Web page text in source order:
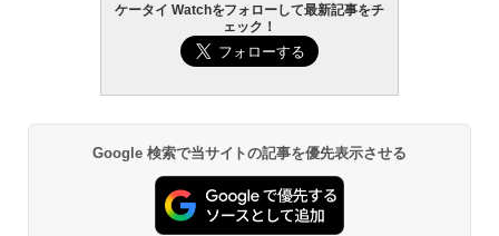
ケータイ Watchをフォローして最新記事をチ
ェック！
Google 検索で当サイトの記事を優先表示させる